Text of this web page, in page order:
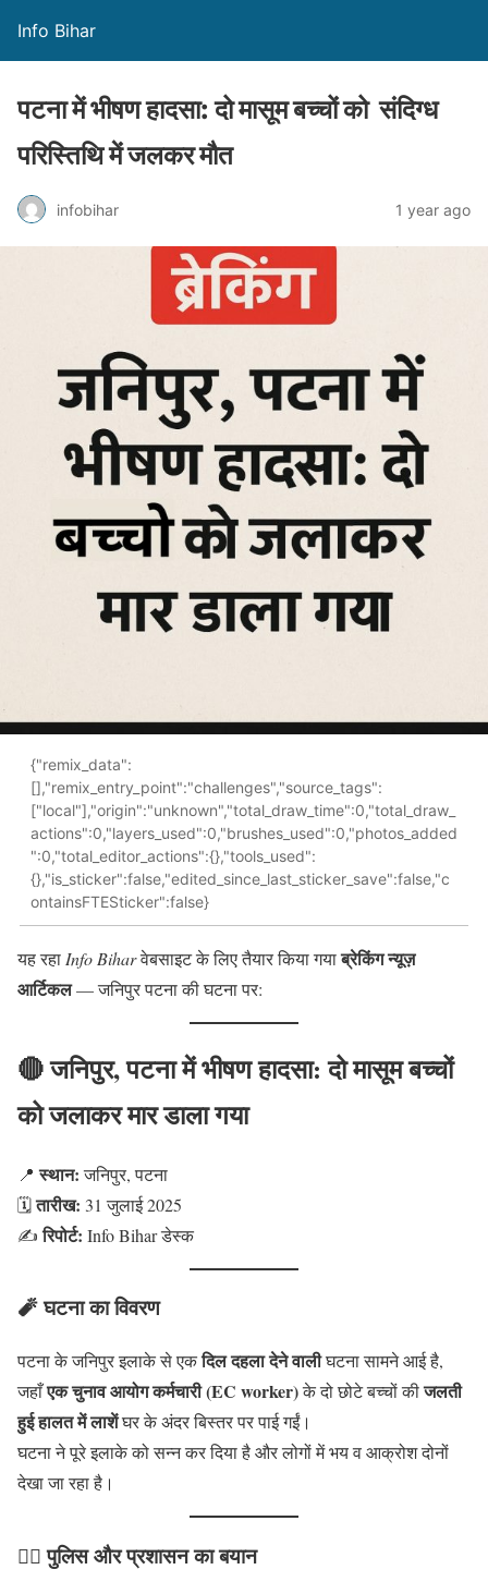
Info Bihar
पटना में भीषण हादसा: दो मासूम बच्चों को संदिग्ध
परिस्तिथि में जलकर मौत
infobihar 1 year ago
{"remix_data":
[],"remix_entry_point":"challenges","source_tags":
["local"],"origin":"unknown","total_draw_time":0,"total_draw_
actions":0,"layers_used":0,"brushes_used":0,"photos_added
":0,"total_editor_actions":{},"tools_used":
{},"is_sticker":false,"edited_since_last_sticker_save":false,"c
ontainsFTESticker":false}
यह रहा Info Biharवेबसाइट के लिए तैयार किया गयाब्रेकिंग न्यूज़
आर्टिकल— जनिपुर पटना की घटना पर:
🔴जनिपुर, पटना में भीषण हादसा: दो मासूम बच्चों
को जलाकर मार डाला गया
📍स्थान:जनिपुर, पटना
🗓️तारीख: 31 जुलाई 2025
✍️रिपोर्ट: Info Bihar डेस्क
🧨घटना का विवरण
पटना के जनिपुर इलाके से एकदिल दहला देने वालीघटना सामने आई है,
जहाँएक चुनाव आयोग कर्मचारी (EC worker)के दो छोटे बच्चों कीजलती
हुई हालत में लाशेंघर के अंदर बिस्तर पर पाई गईं।
घटना ने पूरे इलाके को सन्न कर दिया है और लोगों में भय व आक्रोश दोनों
देखा जा रहा है।
🕵️‍♂️पुलिस और प्रशासन का बयान